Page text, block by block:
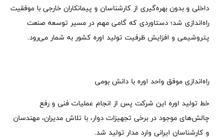
داخلی و بدون بهره‌گیری از کارشناسان و پیمانکاران خارجی با موفقیت
راه‌اندازی شد؛ دستاوردی که گامی مهم در مسیر توسعه صنعت
پتروشیمی و افزایش ظرفیت تولید اوره کشور به شمار می‌رود.
راه‌اندازی موفق واحد اوره با دانش بومی
خط تولید اوره این شرکت پس از انجام عملیات فنی و رفع
چالش‌های موجود در برخی تجهیزات دوار، با تلاش مدیران، مهندسان
و کارشناسان ایرانی وارد مدار تولید شد.